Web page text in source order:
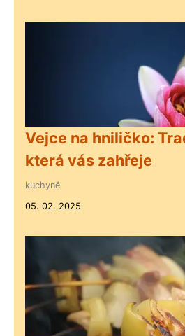
Vejce na hniličko:
která vás zahřeje
kuchyně
05. 02. 2025